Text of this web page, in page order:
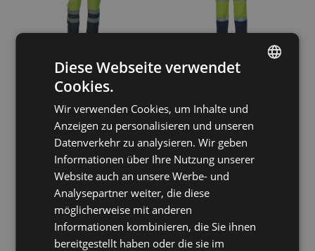
Passform
(1)
MULTINORM TAP
PM HV pants
03520103
KNOXFIELD HV
FL290 pants
03020326
CZECH
SLOVAK
ROMANIAN
GERMAN
Diese Webseite verwendet
Cookies.
Wir verwenden Cookies, um Inhalte und
Anzeigen zu personalisieren und unseren
Datenverkehr zu analysieren. Wir geben
Informationen über Ihre Nutzung unserer
Website auch an unsere Werbe- und
Analysepartner weiter, die diese
möglicherweise mit anderen
Informationen kombinieren, die Sie ihnen
bereitgestellt haben oder die sie im